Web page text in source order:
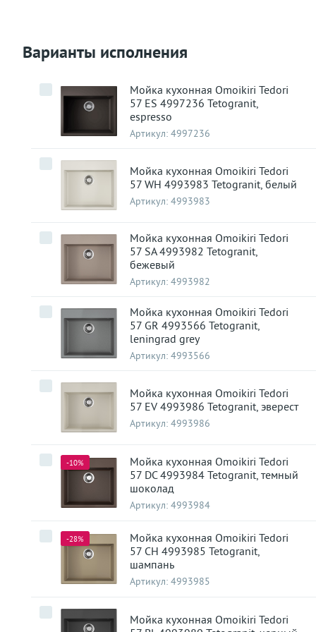
Варианты исполнения
Мойка кухонная Omoikiri Tedori
57 ES 4997236 Tetogranit,
espresso
Артикул: 4997236
Мойка кухонная Omoikiri Tedori
57 WH 4993983 Tetogranit, белый
Артикул: 4993983
Мойка кухонная Omoikiri Tedori
57 SA 4993982 Tetogranit,
бежевый
Артикул: 4993982
Мойка кухонная Omoikiri Tedori
57 GR 4993566 Tetogranit,
leningrad grey
Артикул: 4993566
Мойка кухонная Omoikiri Tedori
57 EV 4993986 Tetogranit, эверест
Артикул: 4993986
-10%
Мойка кухонная Omoikiri Tedori
57 DC 4993984 Tetogranit, темный
шоколад
Артикул: 4993984
-28%
Мойка кухонная Omoikiri Tedori
57 CH 4993985 Tetogranit,
шампань
Артикул: 4993985
Мойка кухонная Omoikiri Tedori